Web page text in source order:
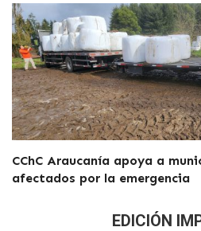
CChC Araucanía apoya a
afectados por la emergencia
EDICIÓN